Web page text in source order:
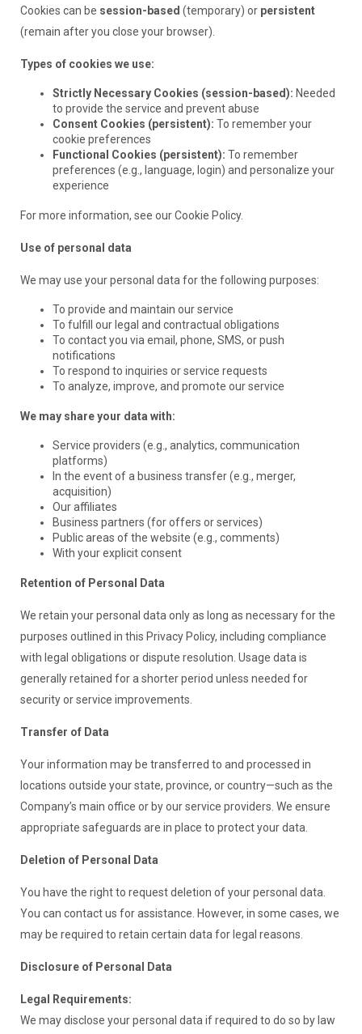
Cookies can be session-based (temporary) or persistent
(remain after you close your browser).
Types of cookies we use:
Strictly Necessary Cookies (session-based): Needed
to provide the service and prevent abuse
Consent Cookies (persistent): To remember your
cookie preferences
Functional Cookies (persistent): To remember
preferences (e.g., language, login) and personalize your
experience
For more information, see our Cookie Policy.
Use of personal data
We may use your personal data for the following purposes:
To provide and maintain our service
To fulfill our legal and contractual obligations
To contact you via email, phone, SMS, or push
notifications
To respond to inquiries or service requests
To analyze, improve, and promote our service
We may share your data with:
Service providers (e.g., analytics, communication
platforms)
In the event of a business transfer (e.g., merger,
acquisition)
Our affiliates
Business partners (for offers or services)
Public areas of the website (e.g., comments)
With your explicit consent
Retention of Personal Data
We retain your personal data only as long as necessary for the
purposes outlined in this Privacy Policy, including compliance
with legal obligations or dispute resolution. Usage data is
generally retained for a shorter period unless needed for
security or service improvements.
Transfer of Data
Your information may be transferred to and processed in
locations outside your state, province, or country—such as the
Company’s main office or by our service providers. We ensure
appropriate safeguards are in place to protect your data.
Deletion of Personal Data
You have the right to request deletion of your personal data.
You can contact us for assistance. However, in some cases, we
may be required to retain certain data for legal reasons.
Disclosure of Personal Data
Legal Requirements:
We may disclose your personal data if required to do so by law